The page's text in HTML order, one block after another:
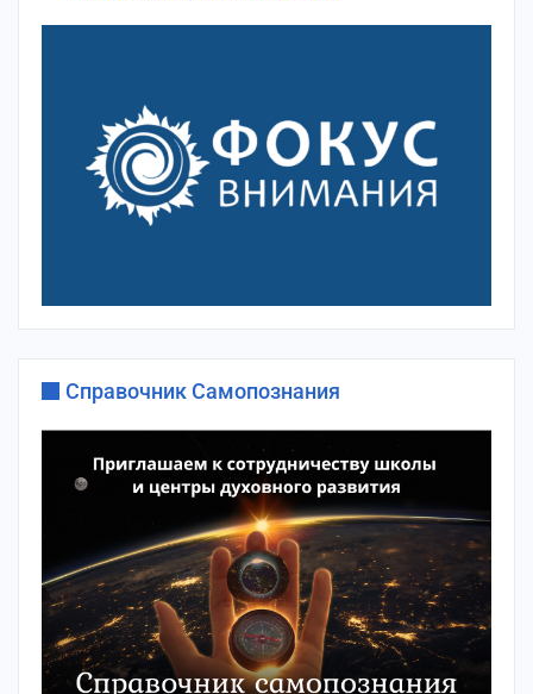
Справочник Самопознания